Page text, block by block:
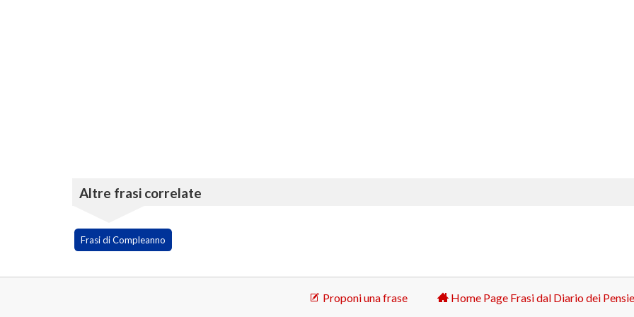
Altre frasi correlate
Frasi di Compleanno
Proponi una frase Home Page Frasi dal Diario dei